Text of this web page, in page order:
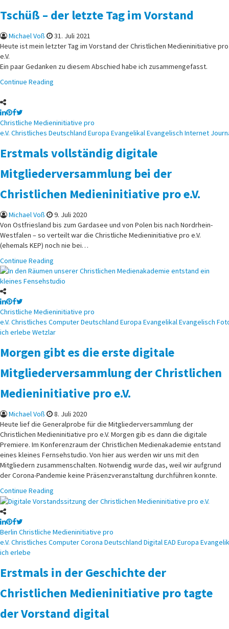
Tschüß – der letzte Tag im Vorstand
Michael Voß
31. Juli 2021
Heute ist mein letzter Tag im Vorstand der Christlichen Medieninitiative pro
e.V.
Ein paar Gedanken zu diesem Abschied habe ich zusammengefasst.
Continue Reading
Posted
in
Christliche Medieninitiative pro
e.V. Christliches Deutschland Europa Evangelikal Evangelisch Internet
Erstmals vollständig digitale
Mitgliederversammlung bei der
Christlichen Medieninitiative pro e.V.
Michael Voß
9. Juli 2020
Von Ostfriesland bis zum Gardasee und von Polen bis nach Nordrhein-
Westfalen – so verteilt war die Christliche Medieninitiative pro e.V.
(ehemals KEP) noch nie bei…
Continue Reading
Posted
in
Christliche Medieninitiative pro
e.V. Christliches ComputerDeutschland Europa Evangelikal Evangelisch
ich erlebe Wetzlar
Morgen gibt es die erste digitale
Mitgliederversammlung der Christlichen
Medieninitiative pro e.V.
Michael Voß
8. Juli 2020
Heute lief die Generalprobe für die Mitgliederversammlung der
Christlichen Medieninitiative pro e.V. Morgen gib es dann die digitale
Premiere. Im Konferenzraum der Christlichen Medienakademie entstand
eines kleines Fernsehstudio. Von hier aus werden wir uns mit den
Mitgliedern zusammenschalten. Notwendig wurde das, weil wir aufgrund
der Corona-Pandemie keine Präsenzveranstaltung durchführen konnte.
Continue Reading
Posted
in
Berlin Christliche Medieninitiative pro
e.V. Christliches ComputerCorona Deutschland DigitalEAD Europa
ich erlebe
Erstmals in der Geschichte der
Christlichen Medieninitiative pro tagte
der Vorstand digital